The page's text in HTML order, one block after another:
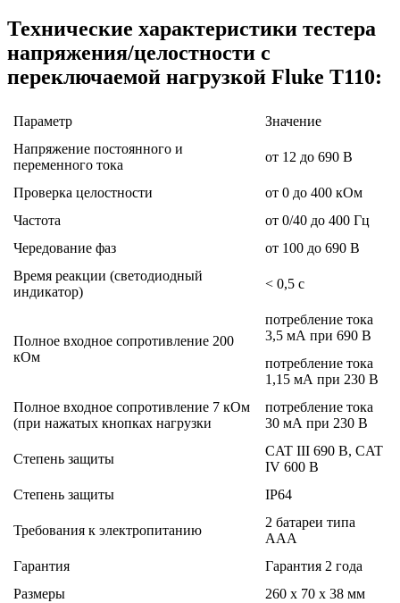
Технические характеристики тестера
напряжения/целостности с
переключаемой нагрузкой Fluke T110:
Параметр
Значение
Напряжение постоянного и
переменного тока
от 12 до 690 В
Проверка целостности
от 0 до 400 кОм
Частота
от 0/40 до 400 Гц
Чередование фаз
от 100 до 690 В
Время реакции (светодиодный
индикатор)
< 0,5 с
Полное входное сопротивление 200
кОм
потребление тока
3,5 мА при 690 В
потребление тока
1,15 мА при 230 В
Полное входное сопротивление 7 кОм
(при нажатых кнопках нагрузки
потребление тока
30 мА при 230 В
Степень защиты
CAT III 690 В, CAT
IV 600 В
Степень защиты
IP64
Требования к электропитанию
2 батареи типа
AAA
Гарантия
Гарантия 2 года
Размеры
260 x 70 x 38 мм